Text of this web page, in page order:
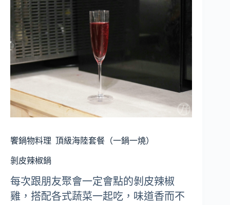
饗鍋物料理 頂級海陸套餐（一鍋一燒）
剝皮辣椒鍋
每次跟朋友聚會一定會點的剝皮辣椒
雞，搭配各式蔬菜一起吃，味道香而不